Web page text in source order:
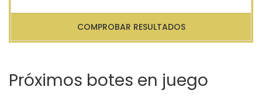
COMPROBAR RESULTADOS
Próximos botes en juego